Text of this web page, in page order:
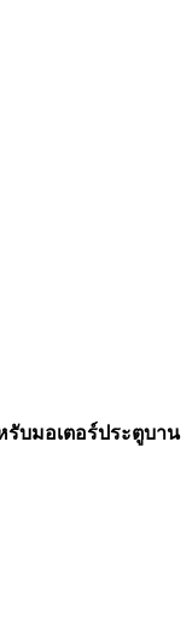
รับมอเตอร์ประตูบาน